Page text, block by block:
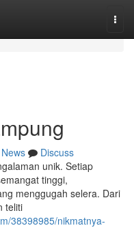
News
Discuss
unik. Setiap
tinggi,
menggugah selera. Dari
teliti
38398985/nikmatnya-